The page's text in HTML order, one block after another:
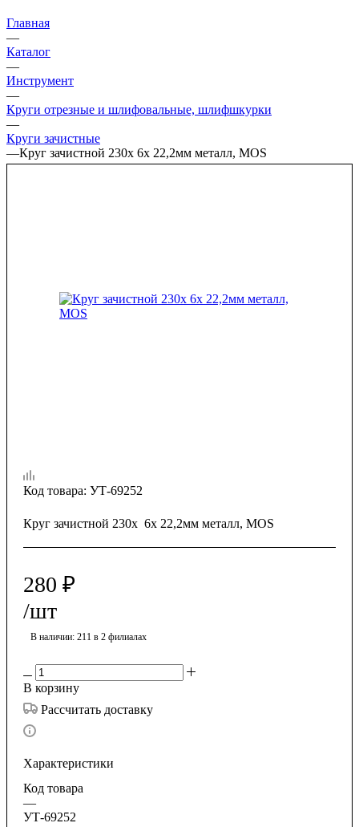
Главная
—
Каталог
—
Инструмент
—
Круги отрезные и шлифовальные, шлифшкурки
—
Круги зачистные
—Круг зачистной 230х 6х 22,2мм металл, MOS
Код товара: УТ-69252
Круг зачистной 230х 6х 22,2мм металл, MOS
280 ₽
/шт
В наличии: 211 в 2 филиалах
В корзину
Рассчитать доставку
Характеристики
Код товара
—
УТ-69252